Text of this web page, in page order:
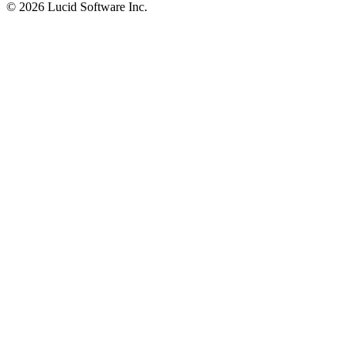
© 2026 Lucid Software Inc.